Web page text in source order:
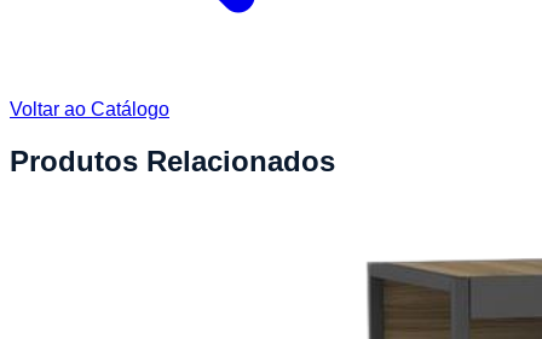
Voltar ao Catálogo
Produtos Relacionados